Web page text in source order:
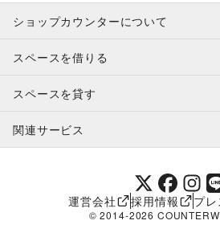
ショップカウンターについて
利用規約・ガイドライン
特定商取引法に基づく表示
補償プログラム
スペースを借りる
スペースを借りたい人へ
ユーザー利用規約
提携パートナー
スペースを貸す
スペースを貸したい方へ
オーナー利用規約
関連サービス
SHOPCOUNTER MAGAZINE
ショップカウンターエンタープライ
ショップカウンター常設
運営会社 採用情報 プ
© 2014-2026